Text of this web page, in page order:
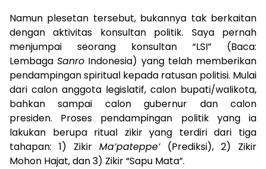
Namun plesetan tersebut, bukannya tak berkaitan
dengan aktivitas konsultan politik. Saya pernah
menjumpai seorang konsultan “LSI” (Baca:
LembagaSanro Indonesia) yang telah memberikan
pendampingan spiritual kepada ratusan politisi. Mulai
dari calon anggota legislatif, calon bupati/walikota,
bahkan sampai calon gubernur dan calon
presiden. Proses pendampingan politik yang ia
lakukan berupa ritual zikir yang terdiri dari tiga
tahapan: 1) Zikir Ma’pateppe’ (Prediksi), 2) Zikir
Mohon Hajat, dan 3) Zikir “Sapu Mata”.